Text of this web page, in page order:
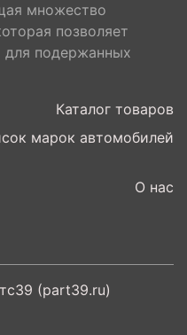
множество
позволяет
для подержанных
Каталог товаров
марок автомобилей
О нас
(part39.ru)